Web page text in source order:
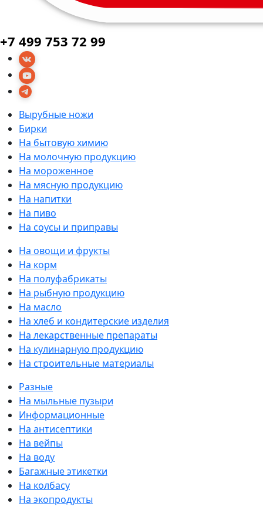
+7 499 753 72 99
Вырубные ножи
Бирки
На бытовую химию
На молочную продукцию
На мороженное
На мясную продукцию
На напитки
На пиво
На соусы и приправы
На овощи и фрукты
На корм
На полуфабрикаты
На рыбную продукцию
На масло
На хлеб и кондитерские изделия
На лекарственные препараты
На кулинарную продукцию
На строительные материалы
Разные
На мыльные пузыри
Информационные
На антисептики
На вейпы
На воду
Багажные этикетки
На колбасу
На экопродукты